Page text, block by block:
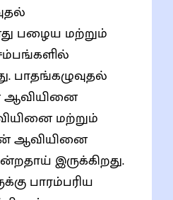
பழைய மற்றும்
பாதங்கழுவுதல்
ஆவியினை
மற்றும்
ஆவியினை
இருக்கிறது.
பாரம்பரிய